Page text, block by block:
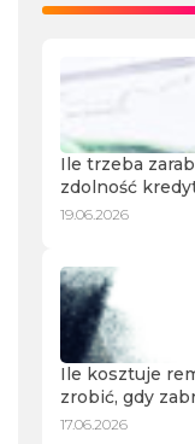
Ile trzeba
zdolność
19.06.2026
Ile kosztuje
zrobić, gdy
17.06.2026